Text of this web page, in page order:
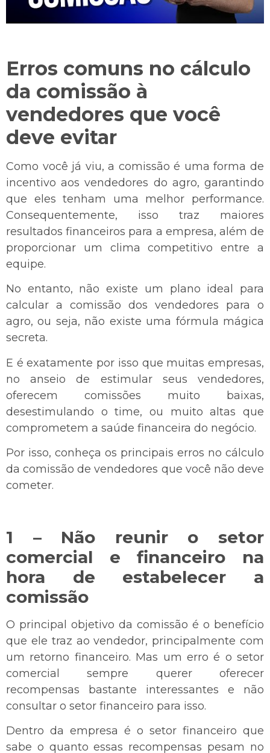
Erros comuns no cálculo
da comissão à
vendedores que você
deve evitar
Como você já viu, a comissão é uma forma de
incentivo aos vendedores do agro, garantindo
que eles tenham uma melhor performance.
Consequentemente, isso traz maiores
resultados financeiros para a empresa, além de
proporcionar um clima competitivo entre a
equipe.
No entanto, não existe um plano ideal para
calcular a comissão dos vendedores para o
agro, ou seja, não existe uma fórmula mágica
secreta.
E é exatamente por isso que muitas empresas,
no anseio de estimular seus vendedores,
oferecem comissões muito baixas,
desestimulando o time, ou muito altas que
comprometem a saúde financeira do negócio.
Por isso, conheça os principais erros no cálculo
da comissão de vendedores que você não deve
cometer.
1 – Não reunir o setor
comercial e financeiro na
hora de estabelecer a
comissão
O principal objetivo da comissão é o benefício
que ele traz ao vendedor, principalmente com
um retorno financeiro. Mas um erro é o setor
comercial sempre querer oferecer
recompensas bastante interessantes e não
consultar o setor financeiro para isso.
Dentro da empresa é o setor financeiro que
sabe o quanto essas recompensas pesam no